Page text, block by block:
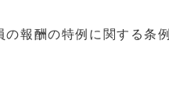
報酬の特例に関する条例